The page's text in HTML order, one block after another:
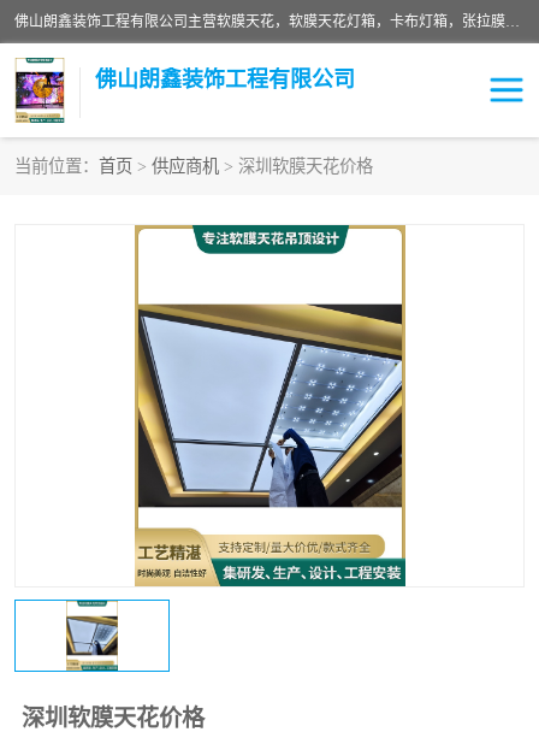
佛山朗鑫装饰工程有限公司主营软膜天花，软膜天花灯箱，卡布灯箱，张拉膜等产品，价格实惠，支持定制；公司专业装饰铺面，家居，会展特装，软膜等工程，技能精良人员，安装快、价格合理，质量保证、热诚与各方有识人士合作，欢迎新老客户来电咨询。
佛山朗鑫装饰工程有限公司
当前位置： 首页 > 供应商机 > 深圳软膜天花价格
深圳软膜天花价格